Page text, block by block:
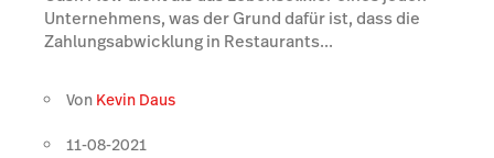
Unternehmens, was der Grund dafür ist, dass die
Zahlungsabwicklung in Restaurants...
Von Kevin Daus
11-08-2021